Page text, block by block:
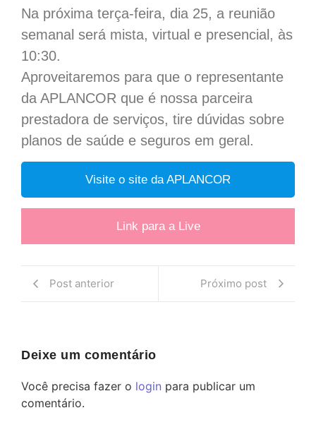
Na próxima terça-feira, dia 25, a reunião
semanal será mista, virtual e presencial, às
10:30.
Aproveitaremos para que o representante
da APLANCOR que é nossa parceira
prestadora de serviços, tire dúvidas sobre
planos de saúde e seguros em geral.
Visite o site da APLANCOR
Link para a Live
Post anterior Próximo post
Deixe um comentário
Você precisa fazer o login para publicar um
comentário.